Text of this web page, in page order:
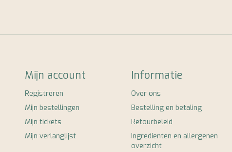
Mijn account
Registreren
Mijn bestellingen
Mijn tickets
Mijn verlanglijst
Informatie
Over ons
Bestelling en betaling
Retourbeleid
Ingredienten en allergenen
overzicht